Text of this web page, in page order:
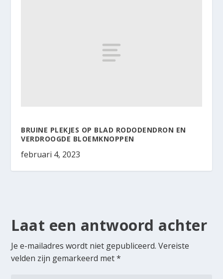
BRUINE PLEKJES OP BLAD RODODENDRON EN
VERDROOGDE BLOEMKNOPPEN
februari 4, 2023
Laat een antwoord achter
Je e-mailadres wordt niet gepubliceerd. Vereiste
velden zijn gemarkeerd met*